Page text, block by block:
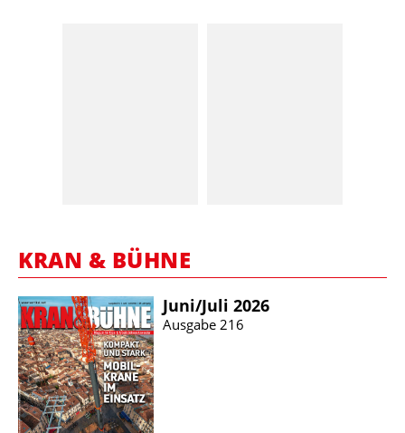
KRAN & BÜHNE
Juni/​Juli 2026
Ausgabe 216